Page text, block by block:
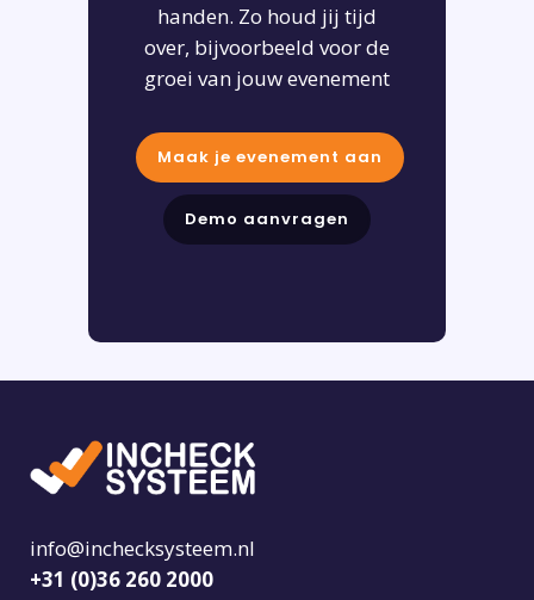
handen. Zo houd jij tijd
over, bijvoorbeeld voor de
groei van jouw evenement
Maak je evenement aan
Demo aanvragen
info@inchecksysteem.nl
+31 (0)36 260 2000